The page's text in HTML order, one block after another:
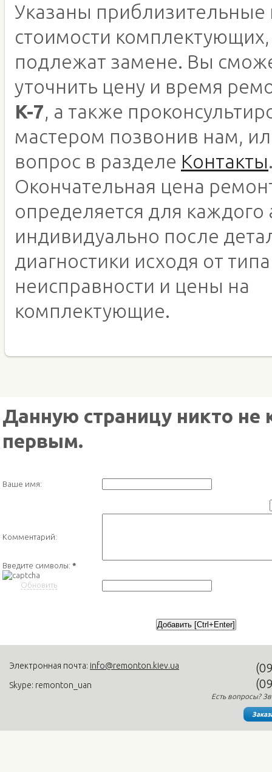
Указаны приблизительные
стоимости
подлежат замене. Вы
уточнить цену и время
K-7, а также
мастером позвонив нам,
вопрос в разделе Контакты
Окончательная цена
определяется для каждого
индивидуально после
диагностики исходя от типа
неисправности и цены на
комплектующие.
Данную страницу никто
первым.
Ваше имя:
Комментарий:
Введите символы: *
Обновить
Электронная почта: info@remonton.kiev.ua
Skype: remonton_uan
Есть вопросы?